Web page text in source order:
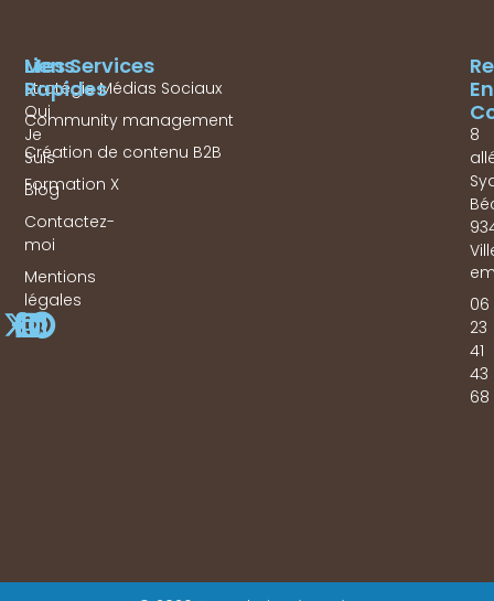
Mes Services
Stratégie Médias Sociaux
Community management
Création de contenu B2B
Formation X
Liens
Rapides
Qui
Je
Suis
Blog
Contactez-
moi
Mentions
légales
En
8
06
23
41
43
68